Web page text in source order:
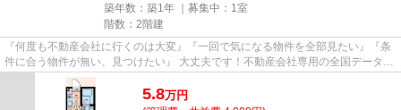
築年数：築1年 ｜募集中： 1室
階数：2階建
『何度も不動産会社に行くのは大変』『一回で気になる物件を全部見たい』『条
件に合う物件が無い、見つけたい』 大丈夫です！不動産会社専用の全国データベ
ースを利用して、エリアを問...
5.8万円